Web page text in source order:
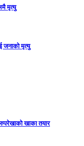
मृत्यु
जनाको मृत्यु
खाका तयार